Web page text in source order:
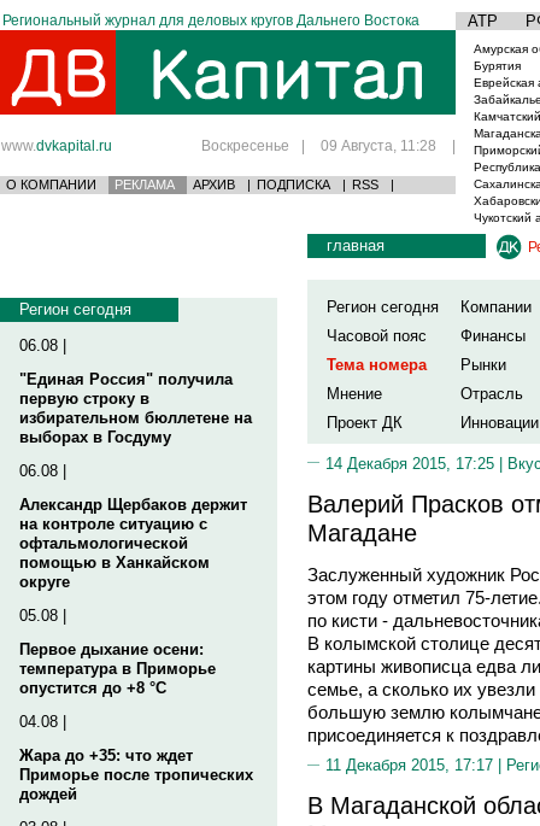
Региональный журнал для деловых кругов Дальнего Востока АТР
www.dvkapital.ru Воскресенье | 09 Августа, 11:28 |
О КОМПАНИИ РЕКЛАМА АРХИВ | ПОДПИСКА | RSS |
Амурская
Бурятия
Еврейская
Чукотский
Регион сегодня
06.08 |
"Единая Россия" получила
первую строку в
избирательном бюллетене на
выборах в Госдуму
06.08 |
Александр Щербаков держит
на контроле ситуацию с
офтальмологической
помощью в Ханкайском
округе
05.08 |
Первое дыхание осени:
температура в Приморье
опустится до +8 °C
04.08 |
Жара до +35: что ждет
Приморье после тропических
дождей
главная
Регион сегодня
Компании
Часовой пояс
Финансы
Тема номера
Рынки
Мнение
Отрасль
Проект ДК
Инновации
14 Декабря 2015, 17:25 |
Валерий Прасков
Магадане
Заслуженный художник
этом году отметил 75-
по кисти -
В колымской столице
картины живописца едва
семье, а сколько их
большую землю
присоединяется к
11 Декабря 2015, 17:17 |
В Магаданской